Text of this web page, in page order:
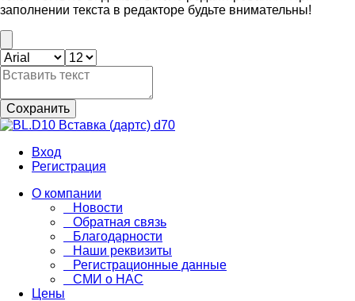
заполнении текста в редакторе будьте внимательны!
Сохранить
Вход
Регистрация
О компании
Новости
Обратная связь
Благодарности
Наши реквизиты
Регистрационные данные
СМИ о НАС
Цены